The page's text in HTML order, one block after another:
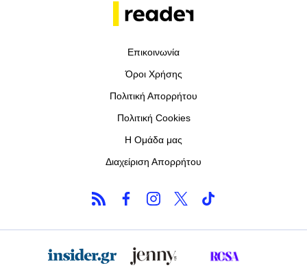
Επικοινωνία
Όροι Χρήσης
Πολιτική Απορρήτου
Πολιτική Cookies
Η Ομάδα μας
Διαχείριση Απορρήτου